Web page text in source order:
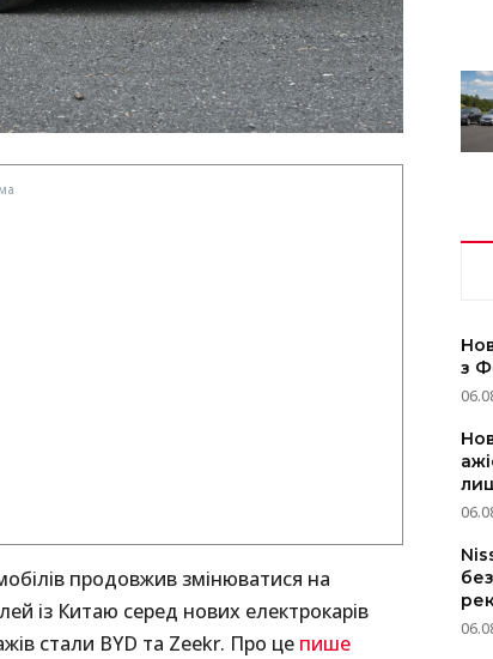
продовжив змінюватися на
із Китаю серед нових електрокарів
стали BYD та Zeekr. Про це пише
з